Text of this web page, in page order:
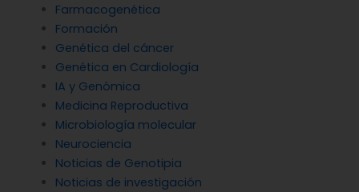
Farmacogenética
Formación
Genética del cáncer
Genética en Cardiología
IA y Genómica
Medicina Reproductiva
Microbiología molecular
Neurociencia
Noticias de Genotipia
Noticias de investigación